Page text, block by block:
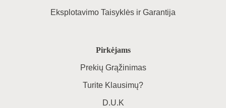
Eksplotavimo Taisyklės ir Garantija
Pirkėjams
Prekių Grąžinimas
Turite Klausimų?
D.U.K